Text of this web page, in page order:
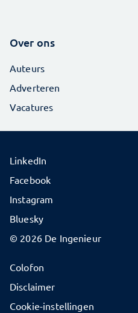
Over ons
Auteurs
Adverteren
Vacatures
© 2026 De Ingenieur
Colofon
Disclaimer
Cookie-instellingen
LinkedIn
Facebook
Instagram
Bluesky